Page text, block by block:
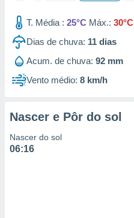
estudos
1199
T. Média : 25°C Máx.: 30°C
Dias de chuva: 11 dias
Acum. de chuva: 92 mm
Vento médio: 8 km/h
Nascer e Pôr do sol
Nascer do sol
06:16